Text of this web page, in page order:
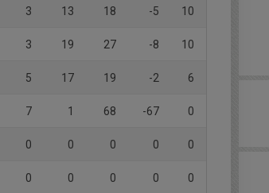
3 13 18 -5 10
3 19 27 -8 10
5 17 19 -2 6
7 1 68 -67 0
0 0 0 0 0
0 0 0 0 0